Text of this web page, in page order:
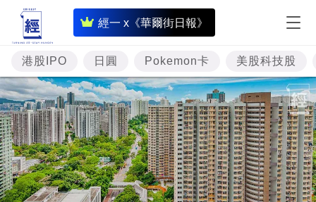
經一 x《華爾街日報》
即
時
財
經
專
題
投
資
樓
港股IPO 日圓 Pokemon卡 美股科技股